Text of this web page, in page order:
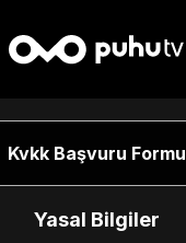
Kvkk Başvuru Formu
Yasal Bilgiler